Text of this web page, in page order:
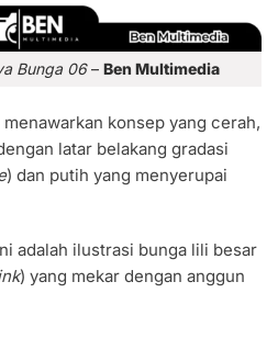
Bunga 06– Ben Multimedia
konsep yang cerah,
latar belakang gradasi
) dan putih yang menyerupai
adalah ilustrasi bunga lili besar
) yang mekar dengan anggun